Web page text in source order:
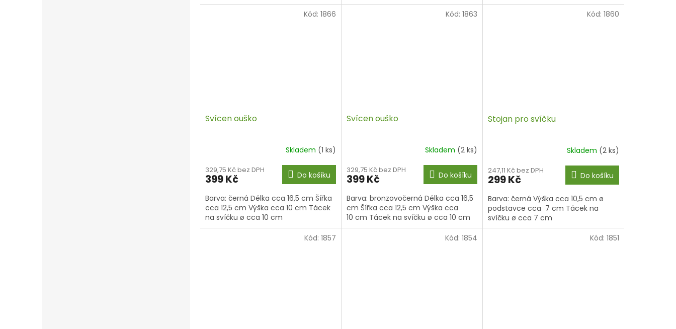
Svícen ouško
Skladem (1 ks)
329,75 Kč bez DPH
399 Kč Do košíku
Barva: černá Délka cca 16,5 cm Šířka
cca 12,5 cm Výška cca 10 cm Tácek
na svíčku ø cca 10 cm
Kód: 1866
Svícen ouško
Skladem (2 ks)
329,75 Kč bez DPH
399 Kč Do košíku
Barva: bronzovočerná Délka cca 16,5
cm Šířka cca 12,5 cm Výška cca
10 cm Tácek na svíčku ø cca 10 cm
Kód: 1863
Stojan pro svíčku
Skladem (2 ks)
247,11 Kč bez DPH
299 Kč Do košíku
Barva: černá Výška cca 10,5 cm ø
podstavce cca 7 cm Tácek na
svíčku ø cca 7 cm
Kód: 1860
Kód: 1857 Kód: 1854 Kód: 1851